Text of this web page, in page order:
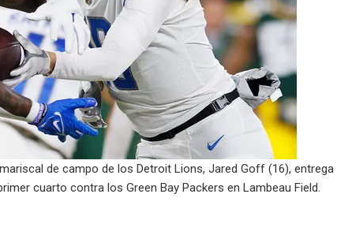
mariscal de campo de los Detroit Lions, Jared Goff (16), entrega
cuarto contra los Green Bay Packers en Lambeau Field.